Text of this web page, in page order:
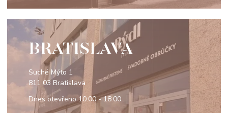
BRATISLAVA
Suché Mýto 1
811 03 Bratislava
Dnes otevřeno10:00 - 18:00